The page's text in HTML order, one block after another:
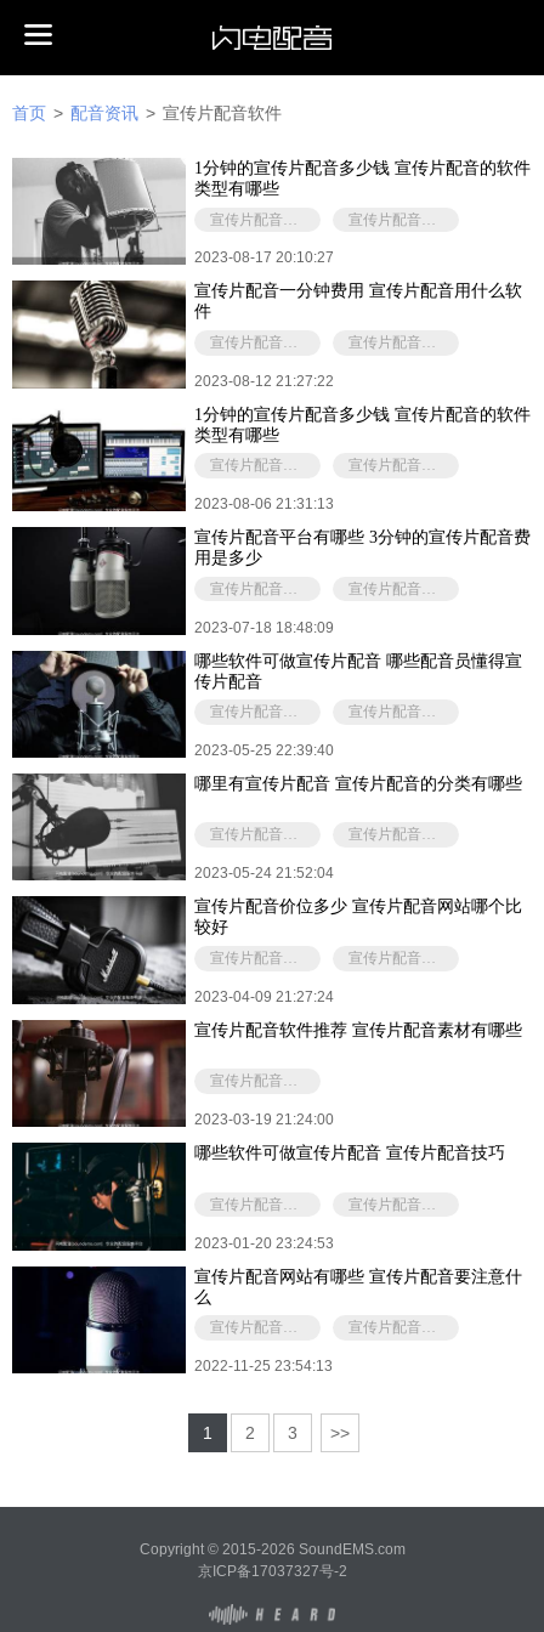
首页 > 配音资讯 > 宣传片配音软件
1分钟的宣传片配音多少钱 宣传片配音的软件
类型有哪些
宣传片配音多少钱 宣传片配音软件
2023-08-17 20:10:27
宣传片配音一分钟费用 宣传片配音用什么软
件
宣传片配音多少钱 宣传片配音软件
2023-08-12 21:27:22
1分钟的宣传片配音多少钱 宣传片配音的软件
类型有哪些
宣传片配音多少字一分钟 宣传片配音软件
2023-08-06 21:31:13
宣传片配音平台有哪些 3分钟的宣传片配音费
用是多少
宣传片配音多少钱 宣传片配音软件
2023-07-18 18:48:09
哪些软件可做宣传片配音 哪些配音员懂得宣
传片配音
宣传片配音软件 宣传片配音演员
2023-05-25 22:39:40
哪里有宣传片配音 宣传片配音的分类有哪些
宣传片配音软件 宣传片配音特点
2023-05-24 21:52:04
宣传片配音价位多少 宣传片配音网站哪个比
较好
宣传片配音软件 宣传片配音收费标准
2023-04-09 21:27:24
宣传片配音软件推荐 宣传片配音素材有哪些
宣传片配音软件
2023-03-19 21:24:00
哪些软件可做宣传片配音 宣传片配音技巧
宣传片配音软件 宣传片配音的技巧有哪些
2023-01-20 23:24:53
宣传片配音网站有哪些 宣传片配音要注意什
么
宣传片配音软件 宣传片配音要注意什么
2022-11-25 23:54:13
1 2 3 >>
Copyright © 2015-2026 SoundEMS.com
京ICP备17037327号-2